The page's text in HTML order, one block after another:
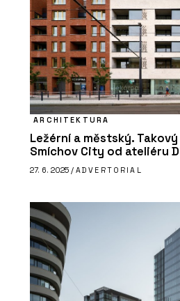
ARCHITEKTURA
Ležérní a městský.
Smíchov City od ateliéru
27. 6. 2025 / ADVERTORIAL